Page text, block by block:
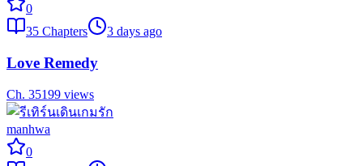
0
35 Chapters 3 days ago
Love Remedy
Ch. 35199 views
manhwa
0